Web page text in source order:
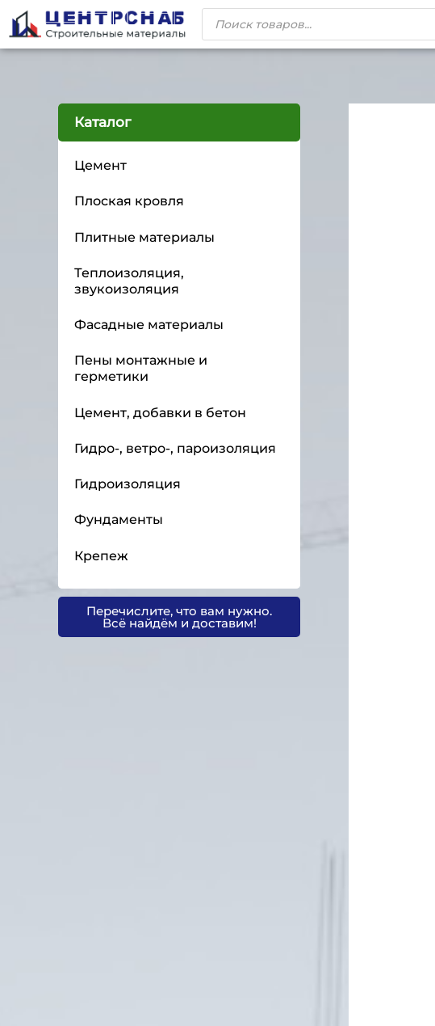
Каталог
Цемент
Плоская кровля
Плитные материалы
Теплоизоляция,
звукоизоляция
Фасадные материалы
Пены монтажные и
герметики
Цемент, добавки в бетон
Гидро-, ветро-, пароизоляция
Гидроизоляция
Фундаменты
Крепеж
Перечислите, что вам нужно.
Всё найдём и доставим!